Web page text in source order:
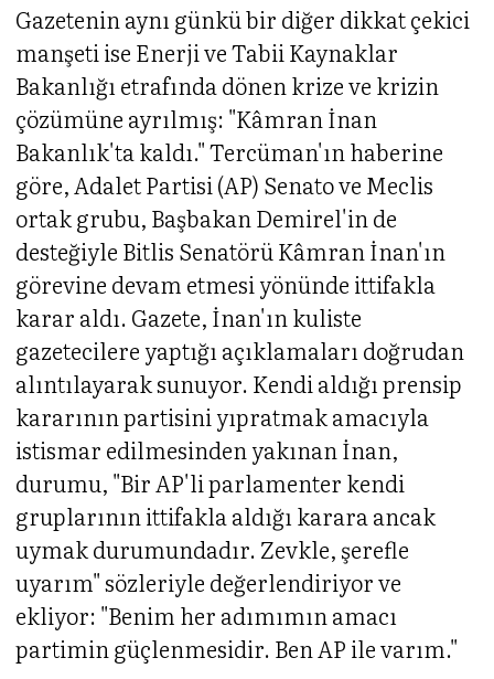
Gazetenin aynı günkü bir diğer dikkat çekici
manşeti ise Enerji ve Tabii Kaynaklar
Bakanlığı etrafında dönen krize ve krizin
çözümüne ayrılmış: "Kâmran İnan
Bakanlık'ta kaldı." Tercüman'ın haberine
göre, Adalet Partisi (AP) Senato ve Meclis
ortak grubu, Başbakan Demirel'in de
desteğiyle Bitlis Senatörü Kâmran İnan'ın
görevine devam etmesi yönünde ittifakla
karar aldı. Gazete, İnan'ın kuliste
gazetecilere yaptığı açıklamaları doğrudan
alıntılayarak sunuyor. Kendi aldığı prensip
kararının partisini yıpratmak amacıyla
istismar edilmesinden yakınan İnan,
durumu, "Bir AP'li parlamenter kendi
gruplarının ittifakla aldığı karara ancak
uymak durumundadır. Zevkle, şerefle
uyarım" sözleriyle değerlendiriyor ve
ekliyor: "Benim her adımımın amacı
partimin güçlenmesidir. Ben AP ile varım."